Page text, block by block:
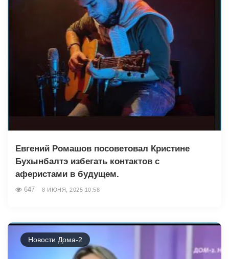
Евгений Ромашов посоветовал Кристине
Бухынбалтэ избегать контактов с
аферистами в будущем.
647 8 ИЮНЯ, 2025 10:58
Новости Дома-2